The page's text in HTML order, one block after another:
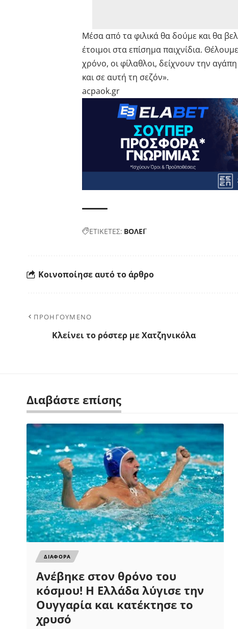
Μέσα από τα φιλικά θα δούμε και θα
έτοιμοι στα επίσημα παιχνίδια.
χρόνο, οι φίλαθλοι, δείχνουν την
και σε αυτή τη σεζόν».
acpaok.gr
ΕΤΙΚΕΤΕΣ: ΒΟΛΕΪ
Κοινοποίησε αυτό το άρθρο
ΠΡΟΗΓΟΥΜΕΝΟ
Κλείνει το ρόστερ με Χατζηνικόλα
Διαβάστε επίσης
ΔΙΑΦΟΡΑ
Ανέβηκε στον θρόνο του
κόσμου! Η Ελλάδα λύγισε την
Ουγγαρία και κατέκτησε το
χρυσό